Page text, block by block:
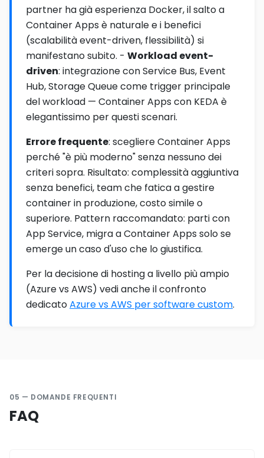
partner ha già esperienza Docker, il salto a
Container Apps è naturale e i benefici
(scalabilità event-driven, flessibilità) si
manifestano subito. - Workload event-
driven: integrazione con Service Bus, Event
Hub, Storage Queue come trigger principale
del workload — Container Apps con KEDA è
elegantissimo per questi scenari.
Errore frequente: scegliere Container Apps
perché "è più moderno" senza nessuno dei
criteri sopra. Risultato: complessità aggiuntiva
senza benefici, team che fatica a gestire
container in produzione, costo simile o
superiore. Pattern raccomandato: parti con
App Service, migra a Container Apps solo se
emerge un caso d'uso che lo giustifica.
Per la decisione di hosting a livello più ampio
(Azure vs AWS) vedi anche il confronto
dedicatoAzure vs AWS per software custom.
05 — DOMANDE FREQUENTI
FAQ